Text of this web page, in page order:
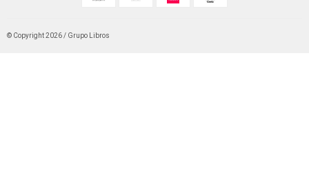
© Copyright 2026 / Grupo Libros